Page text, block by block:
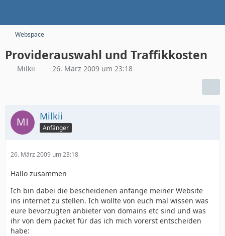
Webspace
Providerauswahl und Traffikkosten
Milkii 26. März 2009 um 23:18
Milkii
Anfänger
26. März 2009 um 23:18
Hallo zusammen
Ich bin dabei die bescheidenen anfänge meiner Website
ins internet zu stellen. Ich wollte von euch mal wissen was
eure bevorzugten anbieter von domains etc sind und was
ihr von dem packet für das ich mich vorerst entscheiden
habe: